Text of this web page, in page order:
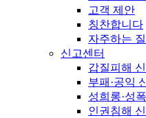
고객 제안
칭찬합니다
자주하는
신고센터
갑질피해
부패·공익
성희롱·성
인권침해